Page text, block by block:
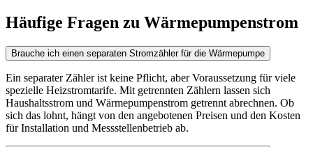
Häufige Fragen zu Wärmepumpenstrom
Brauche ich einen separaten Stromzähler für die Wärmepumpe
Ein separater Zähler ist keine Pflicht, aber Voraussetzung für viele
spezielle Heizstromtarife. Mit getrennten Zählern lassen sich
Haushaltsstrom und Wärmepumpenstrom getrennt abrechnen. Ob
sich das lohnt, hängt von den angebotenen Preisen und den Kosten
für Installation und Messstellenbetrieb ab.